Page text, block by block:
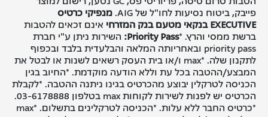
פייבק, ביטוח נסיעות לחו"ל שלAIG
.מנפיקי כרטיס
EXECUTIVEבנקאי מטעם בנק המזרחי אינם זכאים להטבות
ברשת ממסי והרץ. *Priority Pass: השירות ניתן ע"י חברת
priority pass ובאחריותה המלאה והבלעדית בלבד ובכפוף
לתקנון שלה. *max ו/או בית העסק רשאים לשנות או לבטל את
המבצע/ההטבה בכל עת וללא הודעה מוקדמת. *החיוב בגין
הכניסה לטרקלין יבוצע מהכרטיס בגינו ניתנה ההטבה. *לקבלת
הכרטיס יש לפנות לשירות לקוחות max בטלפון 03-6178888.
*כרטיס החבר ללא עלות. *הכניסה לטרקלינים בתשלום. *max